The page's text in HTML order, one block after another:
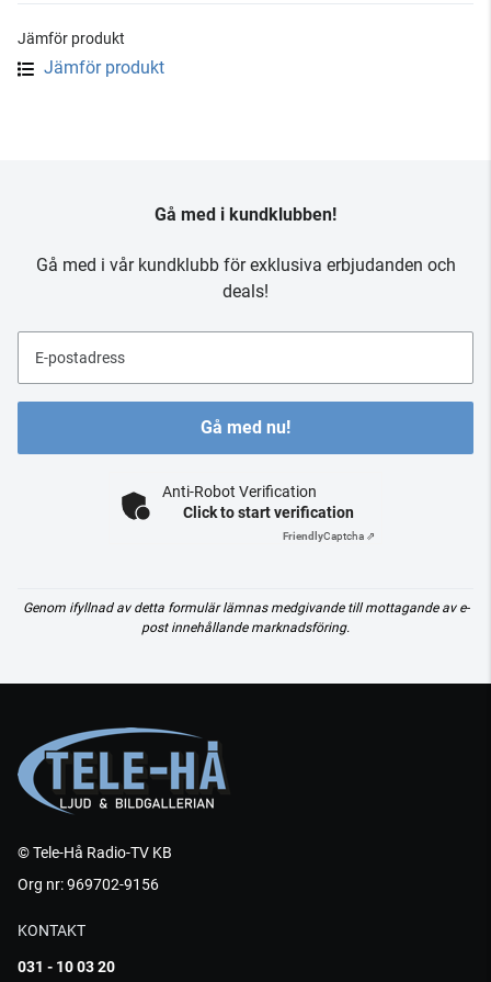
Jämför produkt
Jämför produkt
Gå med i kundklubben!
Gå med i vår kundklubb för exklusiva erbjudanden och
deals!
E-postadress
Gå med nu!
Anti-Robot Verification
Click to start verification
FriendlyCaptcha ⇗
Genom ifyllnad av detta formulär lämnas medgivande till mottagande av e-
post innehållande marknadsföring.
© Tele-Hå Radio-TV KB
Org nr: 969702-9156
KONTAKT
031 - 10 03 20